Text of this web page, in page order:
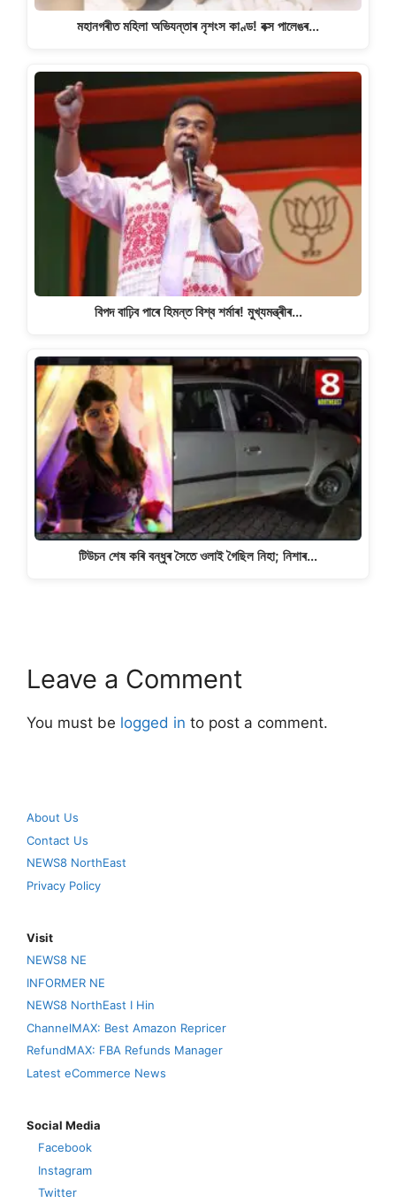
মহানগৰীত মহিলা অভিযন্তাৰ নৃশংস কাণ্ড! বক্স পালেঙৰ…
বিপদ বাঢ়িব পাৰে হিমন্ত বিশ্ব শৰ্মাৰ! মুখ্যমন্ত্ৰীৰ…
টিউচন শেষ কৰি বন্ধুৰ সৈতে ওলাই গৈছিল নিহা; নিশাৰ…
Leave a Comment
You must be logged in to post a comment.
About Us
Contact Us
NEWS8 NorthEast
Privacy Policy
Visit
NEWS8 NE
INFORMER NE
NEWS8 NorthEast I Hin
ChannelMAX: Best Amazon Repricer
RefundMAX: FBA Refunds Manager
Latest eCommerce News
Social Media
Facebook
Instagram
Twitter